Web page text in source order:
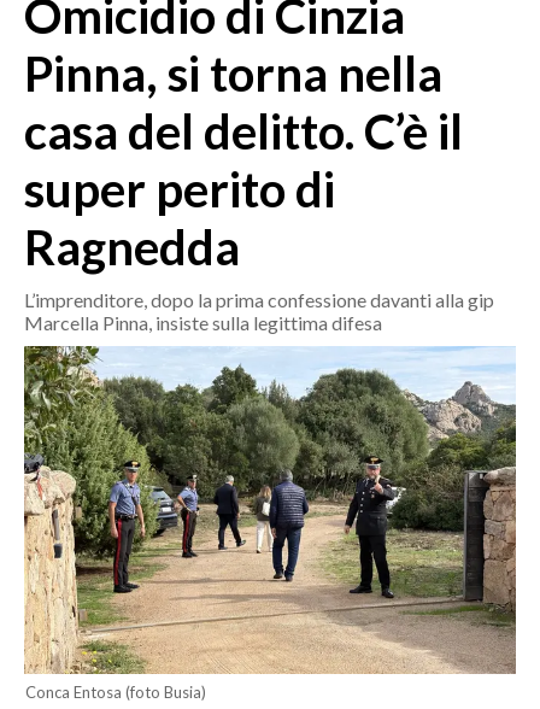
MEDIO CAMPIDANO
SASSARI E PROVINCIA
NUORO E PROVINCIA
OGLIASTRA
AGENDA
ITALIA
MONDO
POLITICA
ECONOMIA
SERVIZI ALLE IMPRESE
LAVORO
BANDI
SPORT IN SARDEGNA
Omicidio di Cinzia
Pinna, si torna nella
casa del delitto. C’è il
super perito di
Ragnedda
L’imprenditore, dopo la prima confessione davanti alla gip
Marcella Pinna, insiste sulla legittima difesa
Conca Entosa (foto Busia)